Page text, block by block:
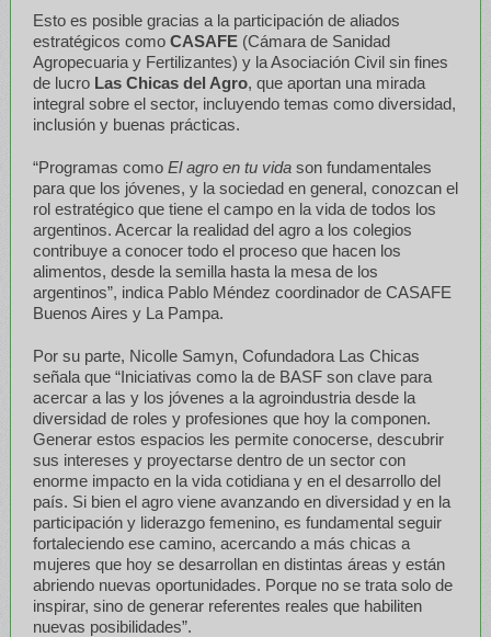
Esto es posible gracias a la participación de aliados
estratégicos como CASAFE(Cámara de Sanidad
Agropecuaria y Fertilizantes) y la Asociación Civil sin fines
de lucro Las Chicas del Agro, que aportan una mirada
integral sobre el sector, incluyendo temas como diversidad,
inclusión y buenas prácticas.
“Programas como El agro en tu vidason fundamentales
para que los jóvenes, y la sociedad en general, conozcan el
rol estratégico que tiene el campo en la vida de todos los
argentinos. Acercar la realidad del agro a los colegios
contribuye a conocer todo el proceso que hacen los
alimentos, desde la semilla hasta la mesa de los
argentinos”, indica Pablo Méndez coordinador de CASAFE
Buenos Aires y La Pampa.
Por su parte, Nicolle Samyn, Cofundadora Las Chicas
señala que “Iniciativas como la de BASF son clave para
acercar a las y los jóvenes a la agroindustria desde la
diversidad de roles y profesiones que hoy la componen.
Generar estos espacios les permite conocerse, descubrir
sus intereses y proyectarse dentro de un sector con
enorme impacto en la vida cotidiana y en el desarrollo del
país. Si bien el agro viene avanzando en diversidad y en la
participación y liderazgo femenino, es fundamental seguir
fortaleciendo ese camino, acercando a más chicas a
mujeres que hoy se desarrollan en distintas áreas y están
abriendo nuevas oportunidades. Porque no se trata solo de
inspirar, sino de generar referentes reales que habiliten
nuevas posibilidades”.